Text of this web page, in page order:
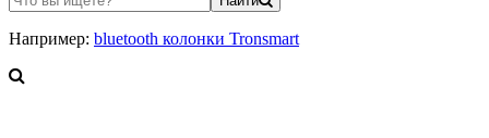
Например: bluetooth колонки Tronsmart